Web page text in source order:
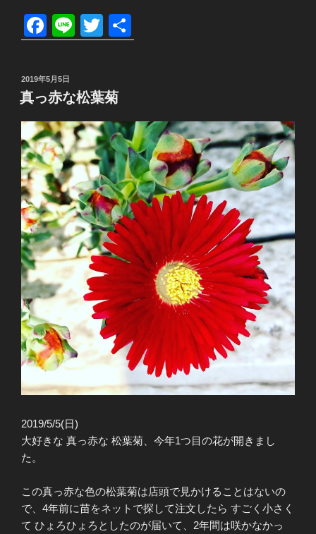
F
a
c
e
b
o
o
k
Li
n
T
wi
er
有
投
稿
日:
2019年5月5日
真っ赤な松葉菊
2019/5/5(日)
大好きな 真っ赤な 松葉菊、今年1つ目の花が開きまし
た。
この真っ赤な色の松葉菊は店頭で見かけることはないの
で、4年前に苗をネットで探して注文したら すごく小さく
て ひょろひょろとしたのが届いて、2年間は咲かなかっ